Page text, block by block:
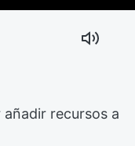
recursos a